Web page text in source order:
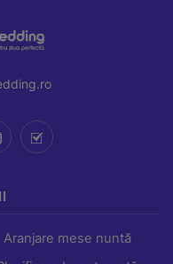
Aranjare mese nuntă
protecția CSRF și
informații anonime.
Tag Manager.